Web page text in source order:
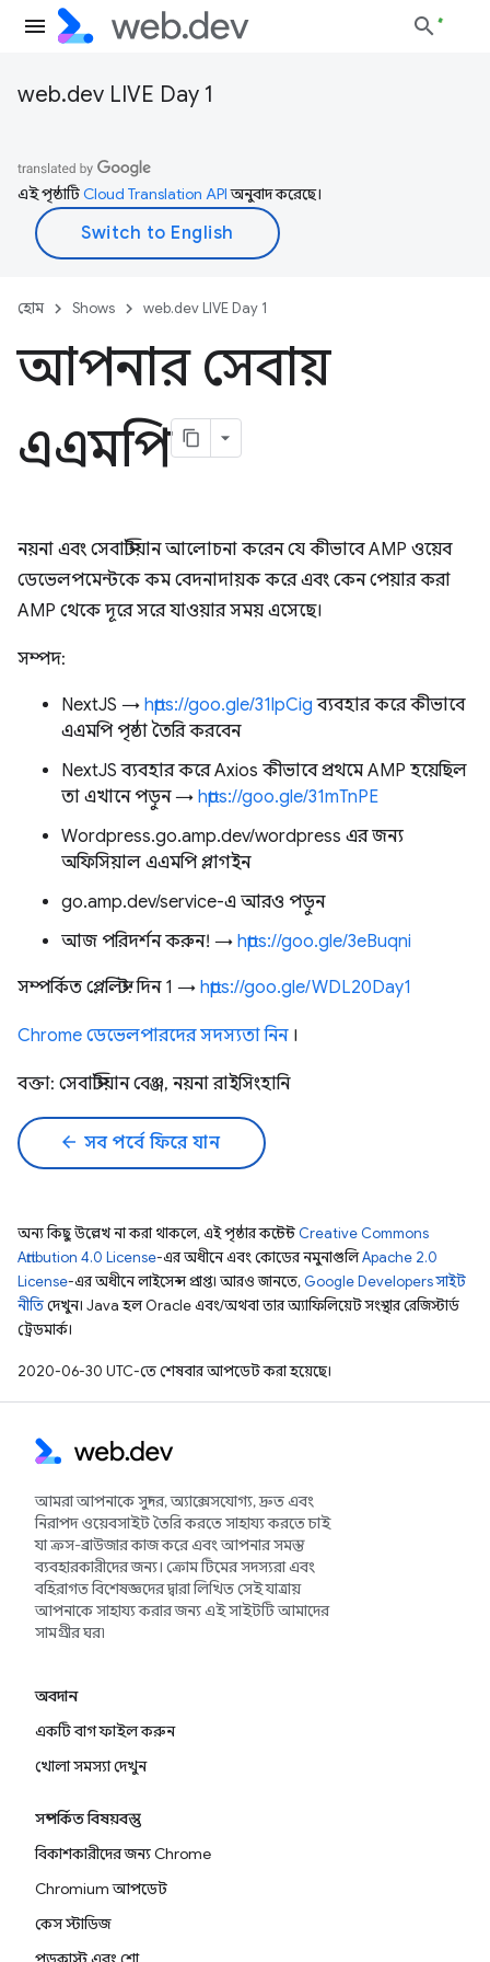
web.dev LIVE Day 1
এই পৃষ্ঠাটিCloud Translation APIঅনুবাদ করেছে।
হোম Shows web.dev LIVE Day 1
আপনার সেবায়
এএমপি
নয়না এবং সেবাস্টিয়ান আলোচনা করেন যে কীভাবে AMP ওয়েব
ডেভেলপমেন্টকে কম বেদনাদায়ক করে এবং কেন পেয়ার করা
AMP থেকে দূরে সরে যাওয়ার সময় এসেছে।
সম্পদ:
NextJS → https://goo.gle/31lpCig ব্যবহার করে কীভাবে
এএমপি পৃষ্ঠা তৈরি করবেন
NextJS ব্যবহার করে Axios কীভাবে প্রথমে AMP হয়েছিল
তা এখানে পড়ুন → https://goo.gle/31mTnPE
Wordpress.go.amp.dev/wordpress এর জন্য
অফিসিয়াল এএমপি প্লাগইন
go.amp.dev/service-এ আরও পড়ুন
আজ পরিদর্শন করুন! → https://goo.gle/3eBuqni
সম্পর্কিত প্লেলিস্ট: দিন 1 → https://goo.gle/WDL20Day1
Chrome ডেভেলপারদের সদস্যতা নিন।
বক্তা: সেবাস্টিয়ান বেঞ্জ, নয়না রাইসিংহানি
arrow_back সব পর্বে ফিরে যান
অন্য কিছু উল্লেখ না করা থাকলে, এই পৃষ্ঠার কন্টেন্ট Creative Commons
Attribution 4.0 License-এর অধীনে এবং কোডের নমুনাগুলিApache 2.0
License-এর অধীনে লাইসেন্স প্রাপ্ত। আরও জানতে, Google Developers সাইট
নীতিদেখুন। Java হল Oracle এবং/অথবা তার অ্যাফিলিয়েট সংস্থার রেজিস্টার্ড
ট্রেডমার্ক।
2020-06-30 UTC-তে শেষবার আপডেট করা হয়েছে।
আমরা আপনাকে সুন্দর, অ্যাক্সেসযোগ্য, দ্রুত এবং
নিরাপদ ওয়েবসাইট তৈরি করতে সাহায্য করতে চাই
যা ক্রস-ব্রাউজার কাজ করে এবং আপনার সমস্ত
ব্যবহারকারীদের জন্য। ক্রোম টিমের সদস্যরা এবং
বহিরাগত বিশেষজ্ঞদের দ্বারা লিখিত সেই যাত্রায়
আপনাকে সাহায্য করার জন্য এই সাইটটি আমাদের
সামগ্রীর ঘর৷
অবদান
একটি বাগ ফাইল করুন
খোলা সমস্যা দেখুন
সম্পর্কিত বিষয়বস্তু
বিকাশকারীদের জন্য Chrome
Chromium আপডেট
কেস স্টাডিজ